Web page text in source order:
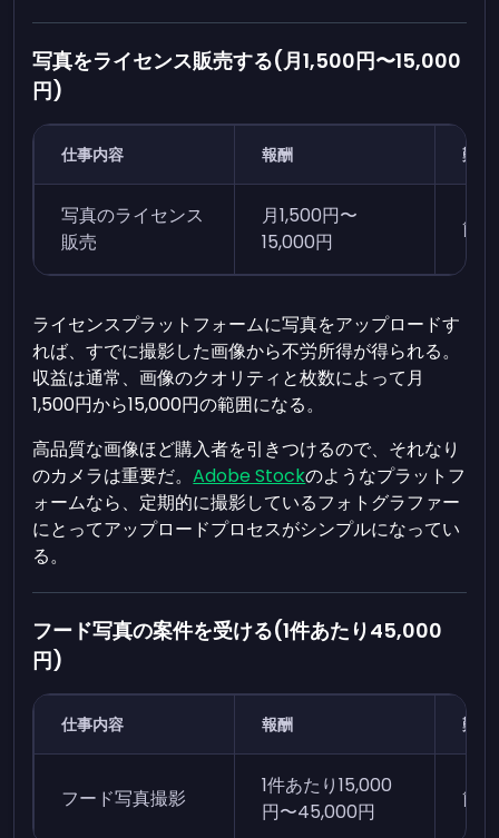
写真をライセンス販売する(月1,500円〜15,000
円)
仕事内容 報酬 難易
写真のライセンス
販売
月1,500円〜
15,000円
簡
ライセンスプラットフォームに写真をアップロードす
れば、すでに撮影した画像から不労所得が得られる。
収益は通常、画像のクオリティと枚数によって月
1,500円から15,000円の範囲になる。
高品質な画像ほど購入者を引きつけるので、それなり
のカメラは重要だ。Adobe Stockのようなプラットフ
ォームなら、定期的に撮影しているフォトグラファー
にとってアップロードプロセスがシンプルになってい
る。
フード写真の案件を受ける(1件あたり45,000
円)
仕事内容 報酬 難易
フード写真撮影
1件あたり15,000
円〜45,000円
簡